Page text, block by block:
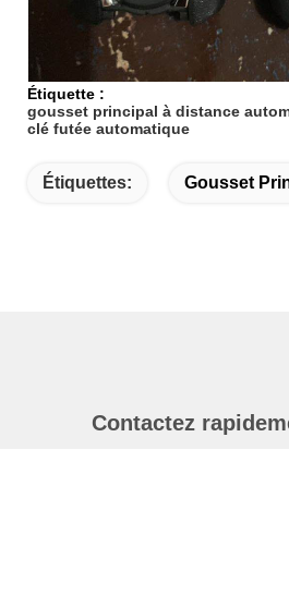
Étiquette :
gousset principal à distance
clé futée automatique
Étiquettes: Gousset
Contactez